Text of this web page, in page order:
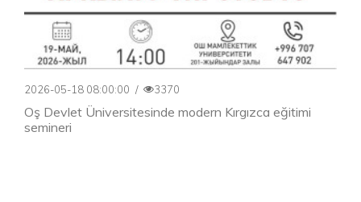
2026-05-18 08:00:00 / 3370
Oş Devlet Üniversitesinde modern Kırgızca eğitimi
semineri